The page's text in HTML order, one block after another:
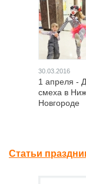
30.03.2016
1 апреля -
смеха в
Новгороде
Статьи